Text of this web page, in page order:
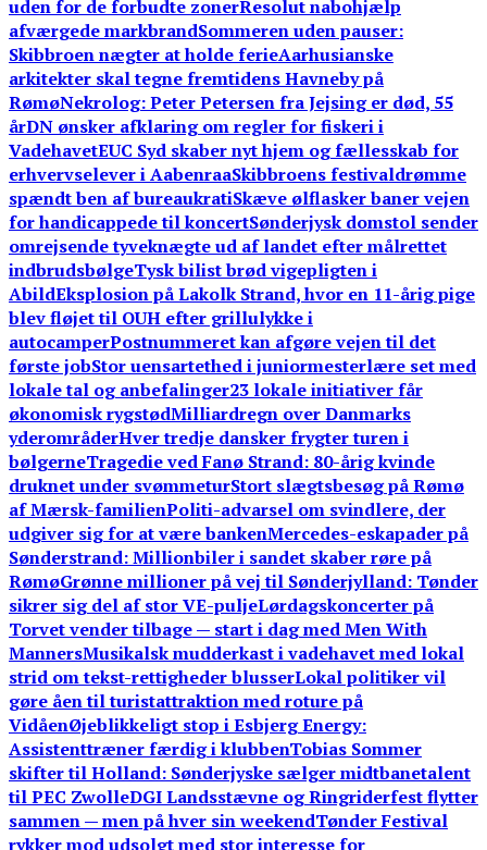
uden for de forbudte zonerResolut nabohjælp
afværgede markbrandSommeren uden pauser:
Skibbroen nægter at holde ferieAarhusianske
arkitekter skal tegne fremtidens Havneby på
RømøNekrolog: Peter Petersen fra Jejsing er død, 55
årDN ønsker afklaring om regler for fiskeri i
VadehavetEUC Syd skaber nyt hjem og fællesskab for
erhvervselever i AabenraaSkibbroens festivaldrømme
spændt ben af bureaukratiSkæve ølflasker baner vejen
for handicappede til koncertSønderjysk domstol sender
omrejsende tyveknægte ud af landet efter målrettet
indbrudsbølgeTysk bilist brød vigepligten i
AbildEksplosion på Lakolk Strand, hvor en 11-årig pige
blev fløjet til OUH efter grillulykke i
autocamperPostnummeret kan afgøre vejen til det
første jobStor uensartethed i juniormesterlære set med
lokale tal og anbefalinger23 lokale initiativer får
økonomisk rygstødMilliardregn over Danmarks
yderområderHver tredje dansker frygter turen i
bølgerneTragedie ved Fanø Strand: 80-årig kvinde
druknet under svømmeturStort slægtsbesøg på Rømø
af Mærsk-familienPoliti-advarsel om svindlere, der
udgiver sig for at være bankenMercedes-eskapader på
Sønderstrand: Millionbiler i sandet skaber røre på
RømøGrønne millioner på vej til Sønderjylland: Tønder
sikrer sig del af stor VE-puljeLørdagskoncerter på
Torvet vender tilbage — start i dag med Men With
MannersMusikalsk mudderkast i vadehavet med lokal
strid om tekst-rettigheder blusserLokal politiker vil
gøre åen til turistattraktion med roture på
VidåenØjeblikkeligt stop i Esbjerg Energy:
Assistenttræner færdig i klubbenTobias Sommer
skifter til Holland: Sønderjyske sælger midtbanetalent
til PEC ZwolleDGI Landsstævne og Ringriderfest flytter
sammen — men på hver sin weekendTønder Festival
rykker mod udsolgt med stor interesse for